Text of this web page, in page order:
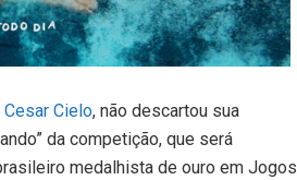
Cesar Cielo, não descartou sua
da competição, que será
medalhista de ouro em Jogos